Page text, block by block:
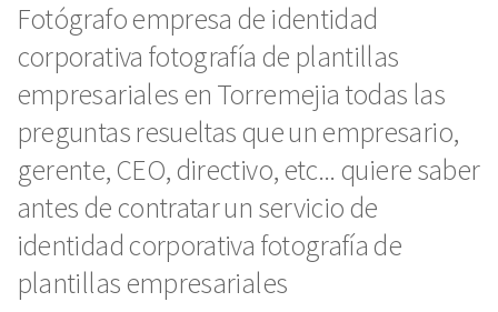
Fotógrafo empresa de identidad
corporativa fotografía de plantillas
empresariales en Torremejia todas las
preguntas resueltas que un empresario,
gerente, CEO, directivo, etc... quiere saber
antes de contratar un servicio de
identidad corporativa fotografía de
plantillas empresariales